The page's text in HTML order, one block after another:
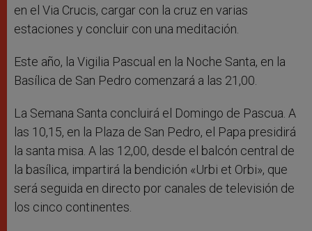
en el Via Crucis, cargar con la cruz en varias
estaciones y concluir con una meditación.
Este año, la Vigilia Pascual en la Noche Santa, en la
Basílica de San Pedro comenzará a las 21,00.
La Semana Santa concluirá el Domingo de Pascua. A
las 10,15, en la Plaza de San Pedro, el Papa presidirá
la santa misa. A las 12,00, desde el balcón central de
la basílica, impartirá la bendición «Urbi et Orbi», que
será seguida en directo por canales de televisión de
los cinco continentes.